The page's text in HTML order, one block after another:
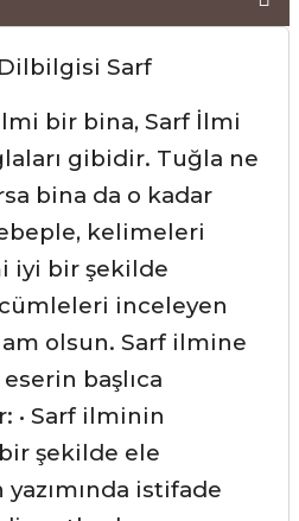
Sarf
bir bina, Sarf İlmi
gibidir. Tuğla ne
bina da o kadar
kelimeleri
iyi bir şekilde
inceleyen
olsun. Sarf ilmine
başlıca
• Sarf ilminin
bir şekilde ele
yazımında istifade